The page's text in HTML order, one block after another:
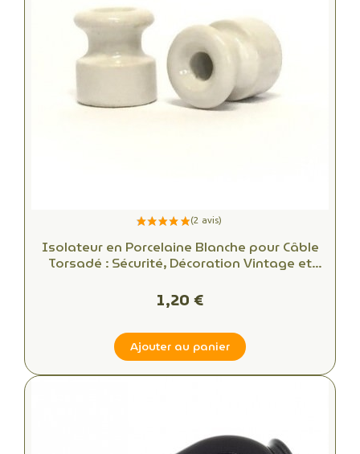
Isolateur en Porcelaine Blanche pour Câble
Torsadé : Sécurité, Décoration Vintage et
1,20 €
Ajouter au panier